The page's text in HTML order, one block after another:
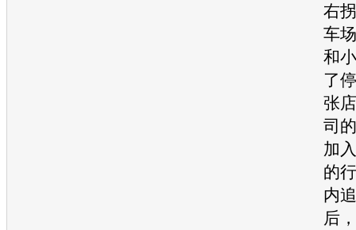
右
车
和
了
张店
司
加
的
内
后